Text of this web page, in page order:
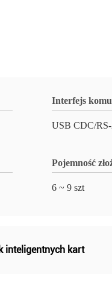
Interfejs
USB CDC/
Pojemność
6 ~ 9 szt
inteligentnych kart